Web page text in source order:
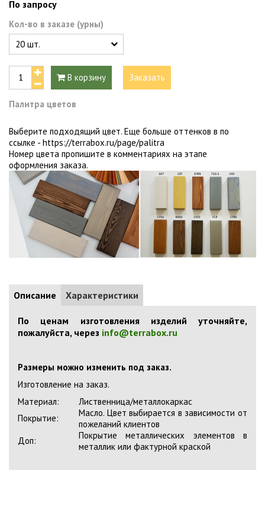
По запросу
Кол-во в заказе (урны)
В корзину Заказать
Палитра цветов
Выберите подходящий цвет. Еще больше оттенков в по
ссылке - https://terrabox.ru/page/palitra
Номер цвета пропишите в комментариях на этапе
оформления заказа.
Описание Характеристики
По ценам изготовления изделий уточняйте,
пожалуйста, через info@terrabox.ru
Размеры можно изменить под заказ.
Изготовление на заказ.
Материал:
Лиственница/металлокаркас
Покрытие:
Масло. Цвет выбирается в зависимости от
пожеланий клиентов
Доп:
Покрытие металлических элементов в
металлик или фактурной краской